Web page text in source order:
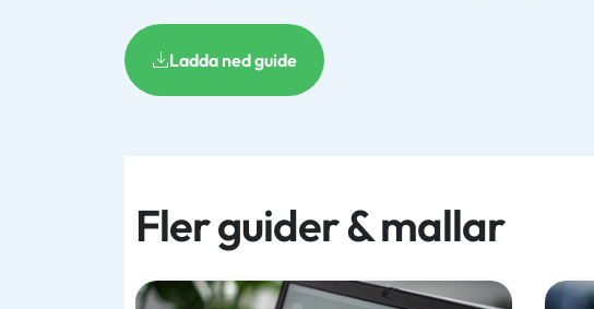
Ladda ned guide
Fler guider & mallar